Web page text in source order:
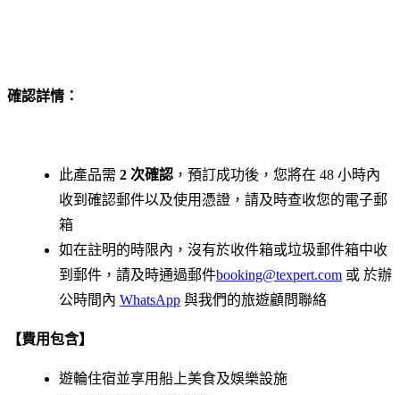
確認詳情：
此產品需 2 次確認 ，預訂成功後，您將在 48 小時內
收到確認郵件以及使用憑證，請及時查收您的電子郵
箱
如在註明的時限內，沒有於收件箱或垃圾郵件箱中收
到郵件，請及時通過郵件booking@texpert.com 或 於辦
公時間內 WhatsApp 與我們的旅遊顧問聯絡
【費用包含】
遊輪住宿並享用船上美食及娛樂設施